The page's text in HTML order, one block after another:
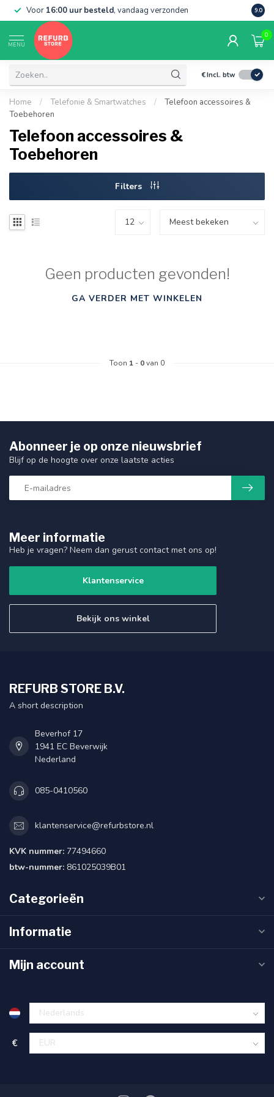
Voor 16:00 uur besteld, vandaag verzonden 9.0
MENU
0
€Incl. btw
Home / Telefonie & Smartwatches /
Telefoon accessoires &
Toebehoren
Telefoon accessoires &
Toebehoren
Filters
Geen producten gevonden!
GA VERDER MET WINKELEN
Toon 1 - 0van 0
Meer informatie
Heb je vragen? Neem dan gerust contact met ons op!
Klantenservice
Bekijk ons winkel
Abonneer je op onze nieuwsbrief
Blijf op de hoogte over onze laatste acties
REFURB STORE B.V.
A short description
Beverhof 17
1941 EC Beverwijk
Nederland
085-0410560
klantenservice@refurbstore.nl
KVK nummer: 77494660
btw-nummer: 861025039B01
Categorieën
Informatie
Mijn account
€